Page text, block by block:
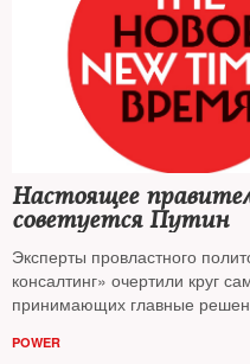
Настоящее
советуется Путин
Эксперты провластного
консалтинг» очертили круг
принимающих главные
Володин, зато вошли старые
POWER